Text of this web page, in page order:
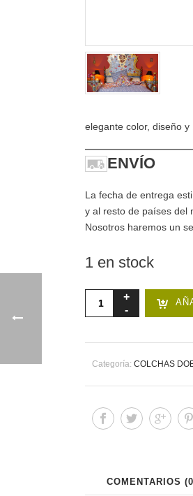
elegante color, diseño y
ENVÍO
La fecha de entrega
y al resto de países del
Nosotros haremos un
1 en stock
Categoría: COLCHAS
COMENTARIOS